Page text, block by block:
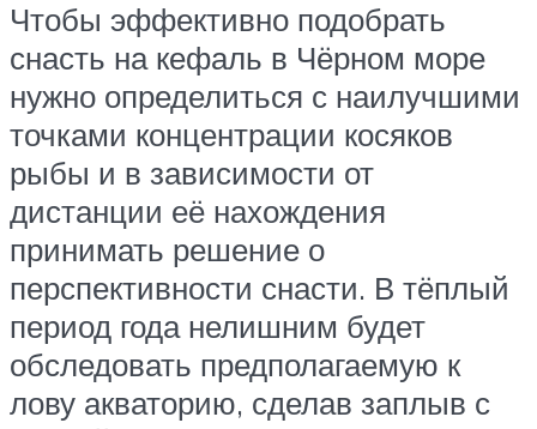
Чтобы эффективно подобрать
снасть на кефаль в Чёрном море
нужно определиться с наилучшими
точками концентрации косяков
рыбы и в зависимости от
дистанции её нахождения
принимать решение о
перспективности снасти. В тёплый
период года нелишним будет
обследовать предполагаемую к
лову акваторию, сделав заплыв с